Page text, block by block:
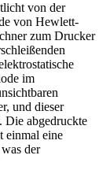
von der
von Hewlett-
zum Drucker
im
und dieser
Die abgedruckte
einmal eine
der